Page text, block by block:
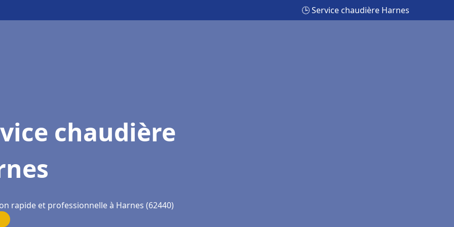
🕒 Service chaudière Harnes
chaudière
rapide et professionnelle à Harnes (62440)